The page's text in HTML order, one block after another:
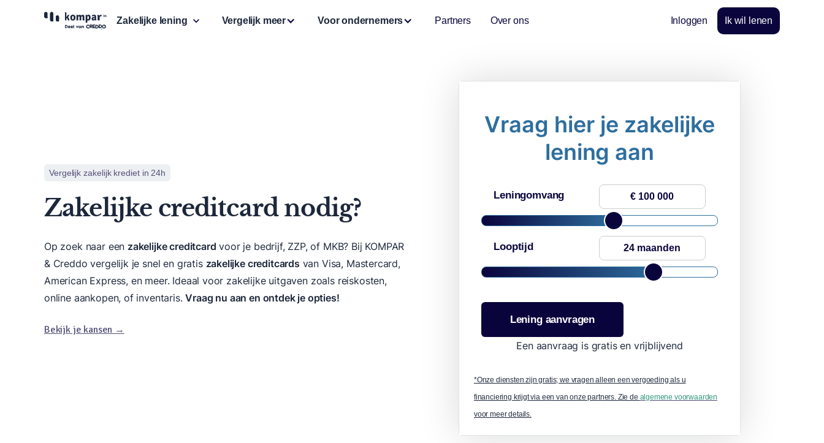
Zakelijke lening expand_more Vergelijk meer Voor ondernemers Partners Over ons Inloggen Ik wil lenen
Vergelijk zakelijk krediet in 24h
Zakelijke creditcard nodig?
Op zoek naar een zakelijke creditcard voor je bedrijf, ZZP, of MKB? Bij KOMPAR
& Creddo vergelijk je snel en gratis zakelijke creditcards van Visa, Mastercard,
American Express, en meer. Ideaal voor zakelijke uitgaven zoals reiskosten,
online aankopen, of inventaris.Vraag nu aan en ontdek je opties!
Bekijk je kansen →
Vraag hier je zakelijke
lening aan
Leningomvang
Looptijd
Lening aanvragen
Een aanvraag is gratis en vrijblijvend
*Onze diensten zijn gratis; we vragen alleen een vergoeding als u
financiering krijgt via een van onze partners. Zie de algemene voorwaarden
voor meer details.